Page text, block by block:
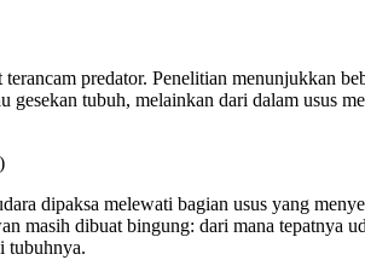
terancam predator. Penelitian menunjukkan
tubuh, melainkan dari dalam usus
dipaksa melewati bagian usus yang
masih dibuat bingung: dari mana tepatnya
tubuhnya.